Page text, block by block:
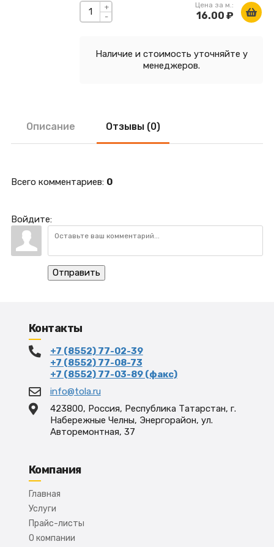
-
+ Цена за м.:
16.00 ₽
Наличие и стоимость уточняйте у
менеджеров.
Описание Отзывы (0)
Всего комментариев: 0
Войдите:
Отправить
Контакты
+7 (8552) 77-02-39
+7 (8552) 77-08-73
+7 (8552) 77-03-89 (факс)
info@tola.ru
423800, Россия, Республика Татарстан, г.
Набережные Челны, Энергорайон, ул.
Авторемонтная, 37
Компания
Главная
Услуги
Прайс-листы
О компании